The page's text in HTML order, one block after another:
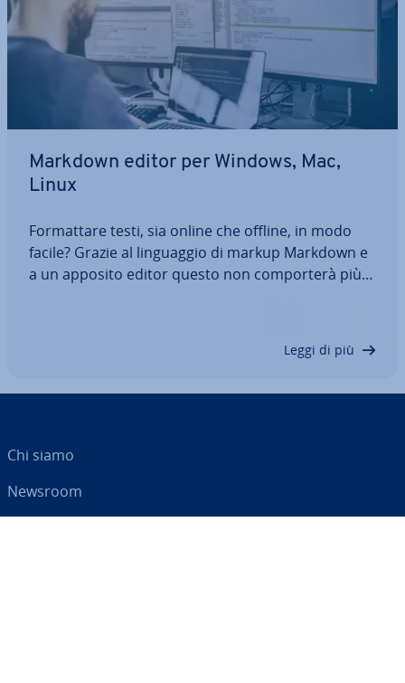
Markdown editor per Windows, Mac,
Linux
For­mat­ta­re testi, sia online che offline, in modo
facile? Grazie al lin­guag­gio di markup Markdown e
a un apposito editor questo non com­por­te­rà più
Leggi di più
Chi siamo
Newsroom